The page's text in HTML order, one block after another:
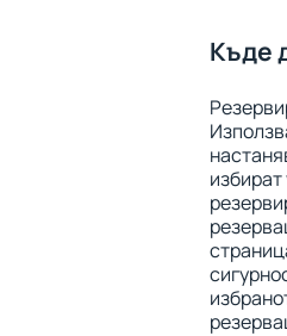
Къде